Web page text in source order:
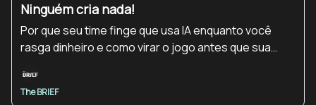
Ninguém cria nada!
Por que seu time finge que usa IA enquanto você
rasga dinheiro e como virar o jogo antes que sua
The BRIEF